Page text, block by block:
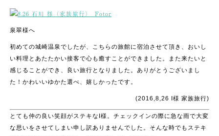
泉翠様へ
初めての城崎温泉でしたが、こちらの旅館に宿泊させて頂き、おいし
い料理とあたたかい接客で心も癒すことができました。また来たいと
感じることができ、良い旅行となりました。ありがとうございまし
た！かわいいゆかた選べ、嬉しかったです。
(2016,8,26 I様 家族旅行)
とても仲の良い笑顔がステキなI様。チェックインの際に急な雨で大変
な思いをさせてしまい申し訳ありませんでした。そんな時でもステキ